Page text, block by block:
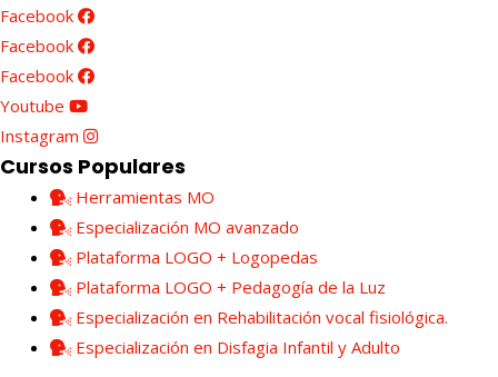
Facebook
Facebook
Facebook
Youtube
Instagram
Cursos Populares
Herramientas MO
Especialización MO avanzado
Plataforma LOGO + Logopedas
Plataforma LOGO + Pedagogía de la Luz
Especialización en Rehabilitación vocal fisiológica.
Especialización en Disfagia Infantil y Adulto